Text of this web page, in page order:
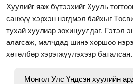
Хуулийг яаж бүтээхийг Хууль
санхүү хэрхэн нэгдмэл байхыг
тухай хуулиар зохицуулдаг. Гэтэл
алагсаж, малчдад шинэ хоршоо
хөтөлбөр хэрэгжүүлэхээр баталсан.
Монгол Улс Үндсэн хуулийн